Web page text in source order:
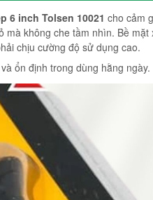
6 inch Tolsen 10021 cho cảm
không che tầm nhìn. Bề
chịu cường độ sử dụng cao.
ổn định trong dùng hằng ngày.